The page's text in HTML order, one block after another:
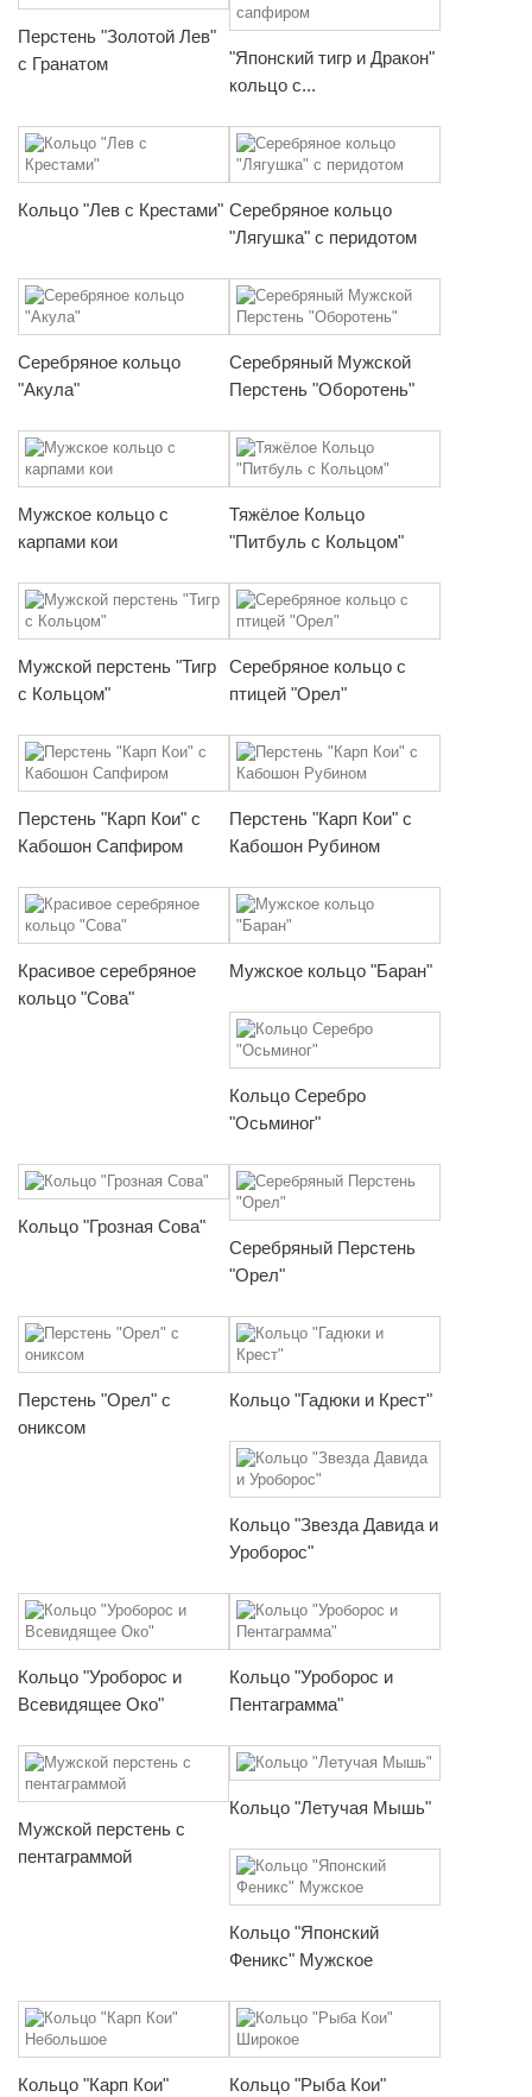
Перстень "Золотой Лев"
с Гранатом
"Японский тигр и Дракон"
кольцо с...
Кольцо "Лев с Крестами" Серебряное кольцо
"Лягушка" с перидотом
Серебряное кольцо
"Акула"
Серебряный Мужской
Перстень "Оборотень"
Мужское кольцо с
карпами кои
Тяжёлое Кольцо
"Питбуль с Кольцом"
Мужской перстень "Тигр
с Кольцом"
Серебряное кольцо с
птицей "Орел"
Перстень "Карп Кои" с
Кабошон Сапфиром
Перстень "Карп Кои" с
Кабошон Рубином
Красивое серебряное
кольцо "Сова"
Мужское кольцо "Баран"
Кольцо Серебро
"Осьминог"
Кольцо "Грозная Сова"
Серебряный Перстень
"Орел"
Перстень "Орел" с
ониксом
Кольцо "Гадюки и Крест"
Кольцо "Звезда Давида и
Уроборос"
Кольцо "Уроборос и
Всевидящее Око"
Кольцо "Уроборос и
Пентаграмма"
Мужской перстень с
пентаграммой
Кольцо "Летучая Мышь"
Кольцо "Японский
Феникс" Мужское
Кольцо "Карп Кои"
Кольцо "Рыба Кои"